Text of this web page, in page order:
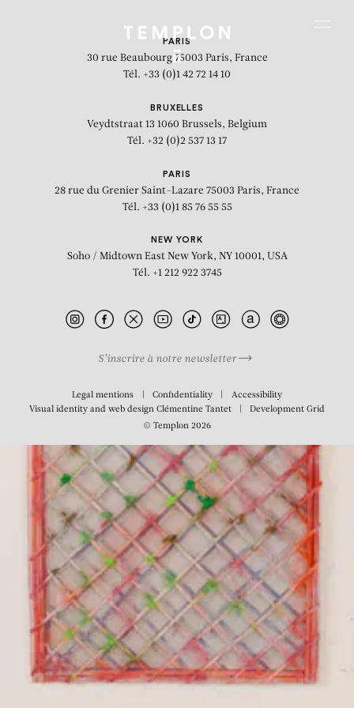
Soleil 2
PARIS
30 rue Beaubourg 75003 Paris, France
Tél. +33 (0)1 42 72 14 10
BRUXELLES
Veydtstraat 13 1060 Brussels, Belgium
Tél. +32 (0)2 537 13 17
PARIS
28 rue du Grenier Saint-Lazare 75003 Paris, France
Tél. +33 (0)1 85 76 55 55
NEW YORK
Soho / Midtown East New York, NY 10001, USA
Tél. +1 212 922 3745
S’inscrire à notre newsletter
Legal mentions Confidentiality
Accessibility
Visual identity and web design Clémentine Tantet DevelopmentGrid
© Templon 2026